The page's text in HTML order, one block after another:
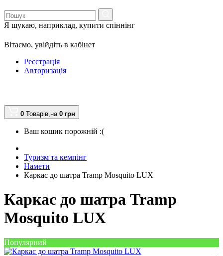
Я шукаю, наприклад, купити спіннінг
Вітаємо, увійдіть в кабінет
Реєстрація
Авторизація
0 Товарів,на 0 грн
Ваш кошик порожній :(
Туризм та кемпінг
Намети
Каркас до шатра Tramp Mosquito LUX
Каркас до шатра Tramp
Mosquito LUX
Популярний